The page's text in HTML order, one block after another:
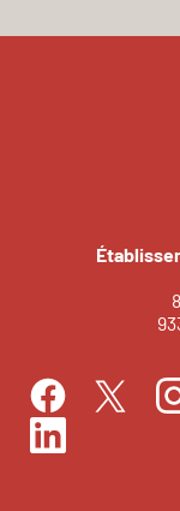
FacebookTwitter
LinkedIn